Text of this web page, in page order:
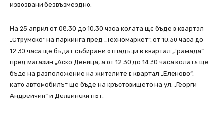
извозвани безвъзмездно.
На 25 април от 08.30 до 10.30 часа колата ще бъде в квартал
„Струмско“ на паркинга пред „Техномаркет“, от 10.30 часа до
12.30 часа ще бъдат събирани отпадъци в квартал „Грамада“
пред магазин „Аско Деница, а от 12.30 до 14.30 часа колата ще
бъде на разположение на жителите в квартал „Еленово“,
като автомобилът ще бъде на кръстовището на ул. „Георги
Андрейчин“ и Делвински път.